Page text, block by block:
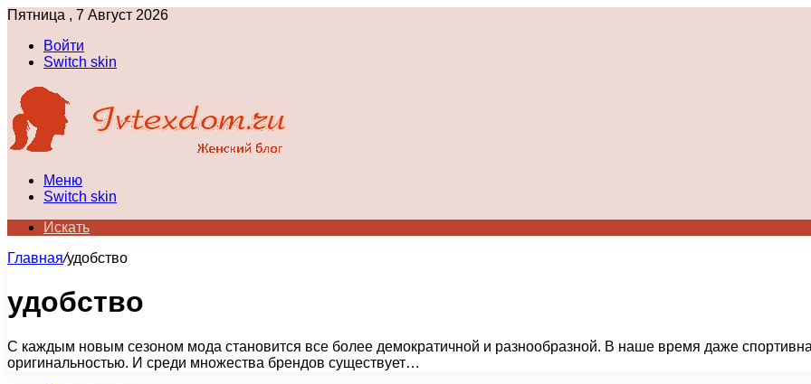
Пятница , 7 Август 2026
Войти
Switch skin
Меню
Switch skin
Искать
Главная/удобство
удобство
С каждым новым сезоном мода становится все более демократичной и разнообразной. В наше время даже
оригинальностью. И среди множества брендов существует…